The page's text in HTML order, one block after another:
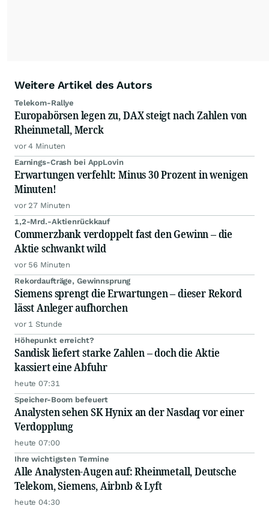
Weitere Artikel des Autors
Telekom-Rallye
Europabörsen legen zu, DAX steigt nach Zahlen von
Rheinmetall, Merck
vor 4 Minuten
Earnings-Crash bei AppLovin
Erwartungen verfehlt: Minus 30 Prozent in wenigen
Minuten!
vor 27 Minuten
1,2-Mrd.-Aktienrückkauf
Commerzbank verdoppelt fast den Gewinn – die
Aktie schwankt wild
vor 56 Minuten
Rekordaufträge, Gewinnsprung
Siemens sprengt die Erwartungen – dieser Rekord
lässt Anleger aufhorchen
vor 1 Stunde
Höhepunkt erreicht?
Sandisk liefert starke Zahlen – doch die Aktie
kassiert eine Abfuhr
heute 07:31
Speicher-Boom befeuert
Analysten sehen SK Hynix an der Nasdaq vor einer
Verdopplung
heute 07:00
Ihre wichtigsten Termine
Alle Analysten-Augen auf: Rheinmetall, Deutsche
Telekom, Siemens, Airbnb & Lyft
heute 04:30